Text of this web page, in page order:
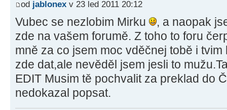
od jablonex v 23 led 2011 20:12
Vubec se nezlobim Mirku
, a naopak
zde na vašem forumě. Z toho to foru
mně za co jsem moc vděčnej tobě i
zde dat,ale nevěděl jsem jesli to
EDIT Musim tě pochvalit za preklad do
nedokazal popsat.